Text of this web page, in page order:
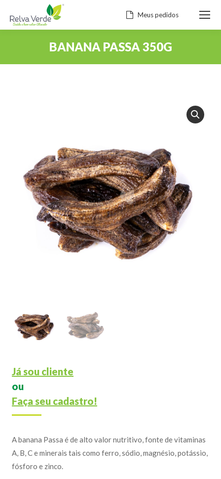
Meus pedidos
BANANA PASSA 350G
Já sou cliente
ou
Faça seu cadastro!
A banana Passa é de alto valor nutritivo, fonte de vitaminas
A, B, C e minerais tais como ferro, sódio, magnésio, potássio,
fósforo e zinco.